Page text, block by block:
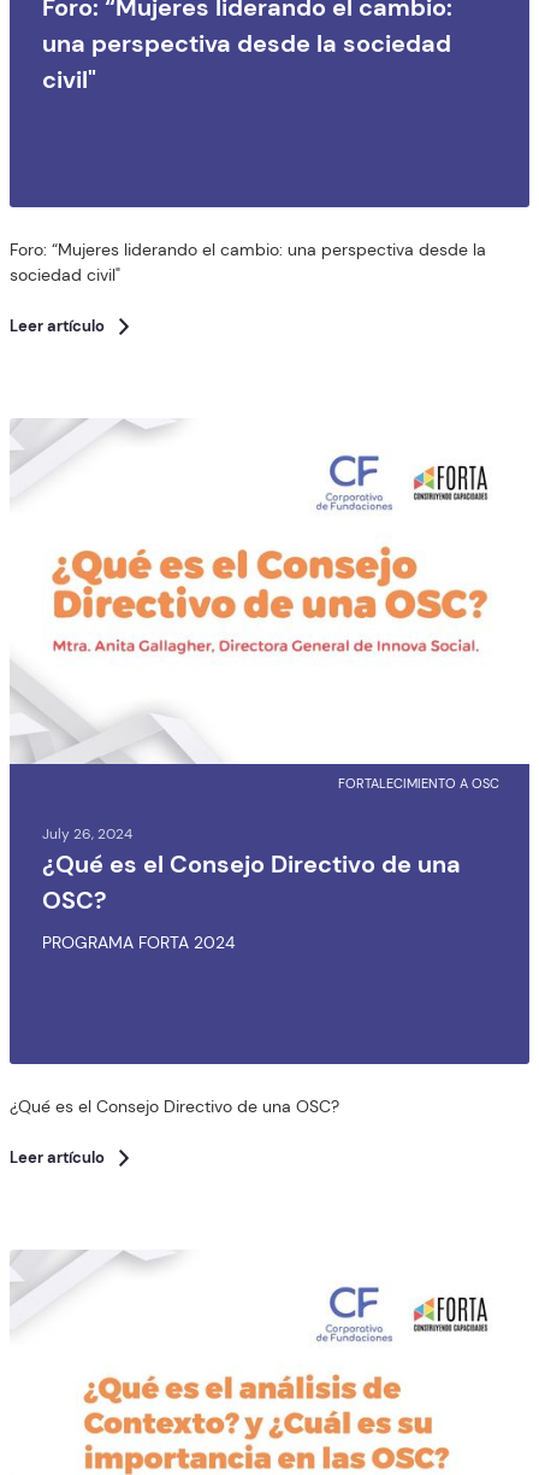
Foro: “Mujeres liderando el cambio:
una perspectiva desde la sociedad
civil"
Foro: “Mujeres liderando el cambio: una perspectiva desde la
sociedad civil"
Leer artículo
FORTALECIMIENTO A OSC
July 26, 2024
¿Qué es el Consejo Directivo de una
OSC?
PROGRAMA FORTA 2024
¿Qué es el Consejo Directivo de una OSC?
Leer artículo